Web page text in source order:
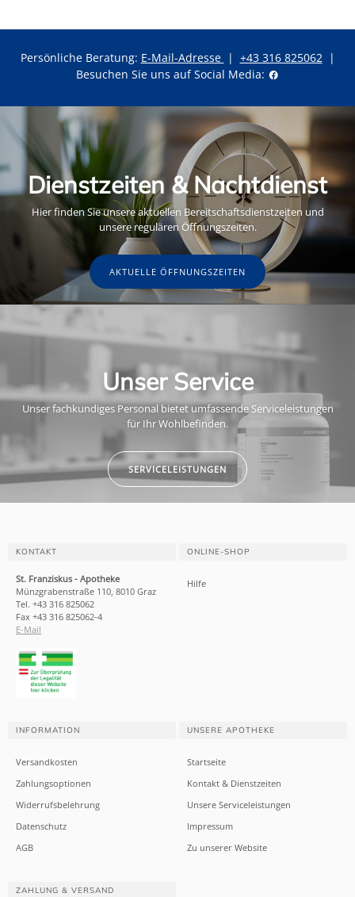
Persönliche Beratung: E-Mail-Adresse | +43 316 825062|
Besuchen Sie uns auf Social Media:
Dienstzeiten & Nachtdienst
Hier finden Sie unsere aktuellen Bereitschaftsdienstzeiten und
unsere regulären Öffnungszeiten.
AKTUELLE ÖFFNUNGSZEITEN
Unser Service
Unser fachkundiges Personal bietet umfassende Serviceleistungen
für Ihr Wohlbefinden.
SERVICELEISTUNGEN
KONTAKT
St. Franziskus - Apotheke
Münzgrabenstraße 110, 8010 Graz
Tel. +43 316 825062
Fax +43 316 825062-4
E-Mail
ONLINE-SHOP
Hilfe
INFORMATION
Versandkosten
Zahlungsoptionen
Widerrufsbelehrung
Datenschutz
AGB
UNSERE APOTHEKE
Startseite
Kontakt & Dienstzeiten
Unsere Serviceleistungen
Impressum
Zu unserer Website
ZAHLUNG & VERSAND